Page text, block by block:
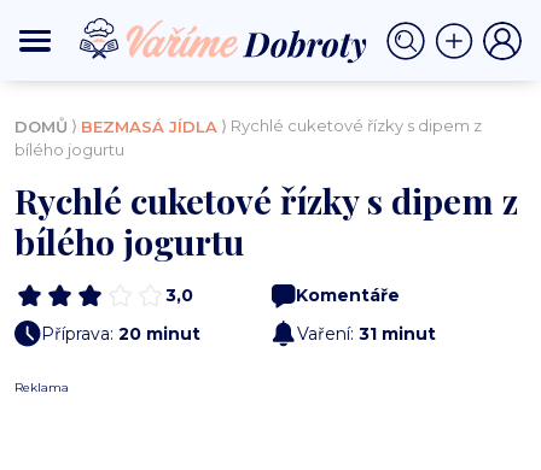
DOMŮ ⟩ BEZMASÁ JÍDLA ⟩ Rychlé cuketové řízky s dipem z
bílého jogurtu
Rychlé cuketové řízky s dipem z
bílého jogurtu
3,0
Komentáře
Příprava: 20 minut Vaření: 31 minut
Reklama